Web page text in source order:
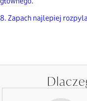
8. Zapach najlepiej